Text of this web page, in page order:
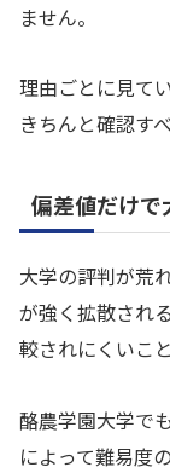
ません。
理由ごとに見て
きちんと確認す
偏差値だけで
大学の評判が荒
が強く拡散され
較されにくいこ
酪農学園大学で
によって難易度